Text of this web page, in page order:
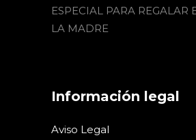
ESPECIAL PARA REGALAR
LA MADRE
Información legal
Aviso Legal